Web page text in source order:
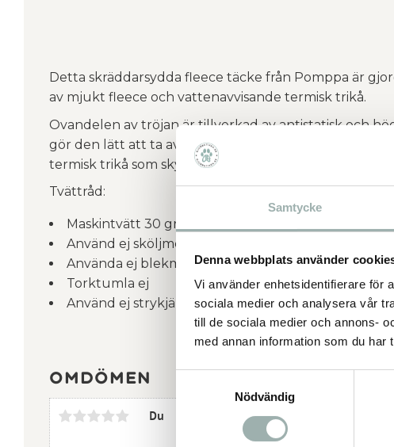
Samtycke
Denna webbplats använder
Vi använder enhetsidentifierare för
sociala medier och analysera vår
till de sociala medier och annons-
med annan information som du har
Nödvändig
Detta skräddarsydda fleece täcke från Pomppa är
av mjukt fleece och vattenavvisande termisk trikå.
Ovandelen av tröjan är tillverkad av antistatisk och
gör den lätt att ta av och på. Undersidan är gjord av
termisk trikå som skyddar din hunds mage och bröst
Tvättråd:
Maskintvätt 30 grader
Använd ej sköljmedel
Använda ej blekmedel
Torktumla ej
Använd ej strykjärn
Omdömen
Du